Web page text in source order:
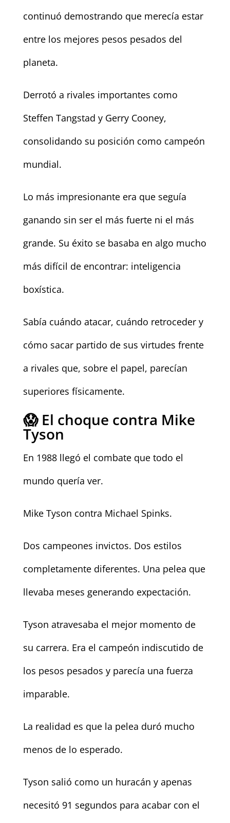
continuó demostrando que merecía estar
entre los mejores pesos pesados del
planeta.
Derrotó a rivales importantes como
Steffen Tangstad y Gerry Cooney,
consolidando su posición como campeón
mundial.
Lo más impresionante era que seguía
ganando sin ser el más fuerte ni el más
grande. Su éxito se basaba en algo mucho
más difícil de encontrar: inteligencia
boxística.
Sabía cuándo atacar, cuándo retroceder y
cómo sacar partido de sus virtudes frente
a rivales que, sobre el papel, parecían
superiores físicamente.
😱 El choque contra Mike
Tyson
En 1988 llegó el combate que todo el
mundo quería ver.
Mike Tyson contra Michael Spinks.
Dos campeones invictos. Dos estilos
completamente diferentes. Una pelea que
llevaba meses generando expectación.
Tyson atravesaba el mejor momento de
su carrera. Era el campeón indiscutido de
los pesos pesados y parecía una fuerza
imparable.
La realidad es que la pelea duró mucho
menos de lo esperado.
Tyson salió como un huracán y apenas
necesitó 91 segundos para acabar con el